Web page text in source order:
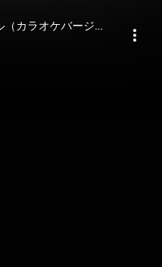
のりもの ぬりぬり パトロール（カラオケバージョン） - Norimono NuriNuri Patrol (Karaoke Ver.)